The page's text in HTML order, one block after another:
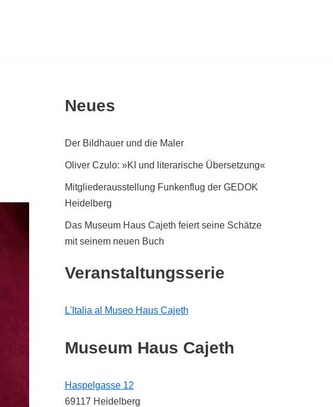
Neues
Der Bildhauer und die Maler
Oliver Czulo: »KI und literarische Übersetzung«
Mitgliederausstellung Funkenflug der GEDOK
Heidelberg
Das Museum Haus Cajeth feiert seine Schätze
mit seinem neuen Buch
Veranstaltungsserie
L'Italia al Museo Haus Cajeth
Museum Haus Cajeth
Haspelgasse 12
69117 Heidelberg